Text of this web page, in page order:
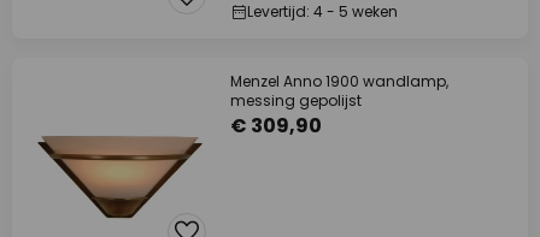
Levertijd: 4 - 5 weken
Menzel Anno 1900 wandlamp,
messing gepolijst
€ 309,90